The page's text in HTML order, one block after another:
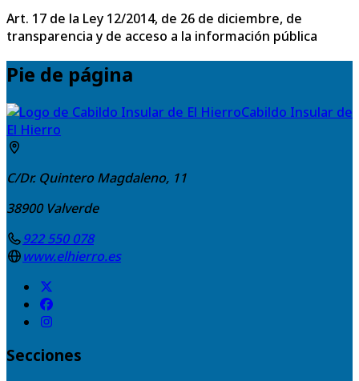
Art. 17 de la Ley 12/2014, de 26 de diciembre, de
transparencia y de acceso a la información pública
Pie de página
Cabildo Insular de
El Hierro
C/Dr. Quintero Magdaleno, 11
38900 Valverde
922 550 078
www.elhierro.es
Secciones